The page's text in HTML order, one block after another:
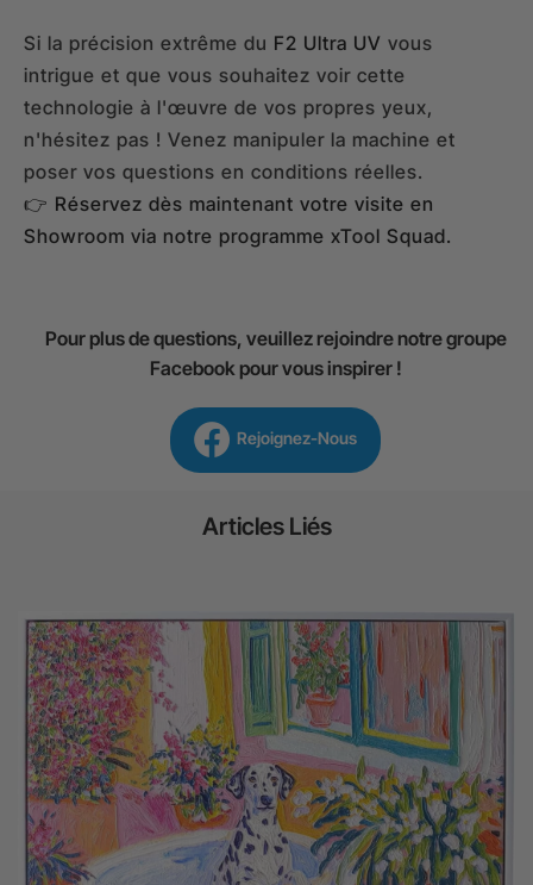
Si la précision extrême du F2 Ultra UV vous
intrigue et que vous souhaitez voir cette
technologie à l'œuvre de vos propres yeux,
n'hésitez pas ! Venez manipuler la machine et
poser vos questions en conditions réelles.
👉 Réservez dès maintenant votre visite en
Showroom via notre programme xTool Squad.
Pour plus de questions, veuillez rejoindre notre groupe
Facebook pour vous inspirer !
Rejoignez-Nous
Articles Liés